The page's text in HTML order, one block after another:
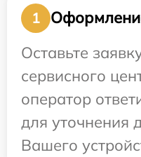
1
Оставьте
сервисного
оператор
для уточнения
Вашего